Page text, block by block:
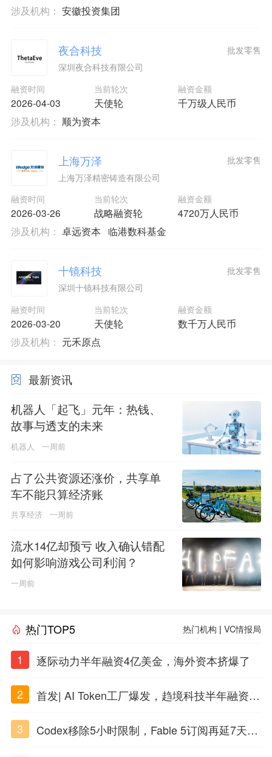
涉及机构： 安徽投资集团
夜合科技
深圳夜合科技有限公司
融资时间
2026-04-03
当前轮次
天使轮
融资金额
千万级人民币
批发零售
涉及机构： 顺为资本
上海万泽
上海万泽精密铸造有限公司
融资时间
2026-03-26
当前轮次
战略融资轮
融资金额
4720万人民币
批发零售
涉及机构： 卓远资本 临港数科基金
十镜科技
深圳十镜科技有限公司
融资时间
2026-03-20
当前轮次
天使轮
融资金额
数千万人民币
批发零售
涉及机构： 元禾原点
最新资讯
机器人「起飞」元年：热钱、
故事与透支的未来
机器人 一周前
占了公共资源还涨价，共享单
车不能只算经济账
共享经济 一周前
流水14亿却预亏 收入确认错配
如何影响游戏公司利润？
一周前
热门TOP5 热门机构 |VC情报局
1 逐际动力半年融资4亿美金，海外资本挤爆了
2
首发| AI Token工厂爆发，趋境科技半年融资10
3
Codex移除5小时限制，Fable 5订阅再延7天，